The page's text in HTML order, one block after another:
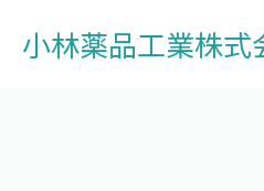
小林薬品工業株式